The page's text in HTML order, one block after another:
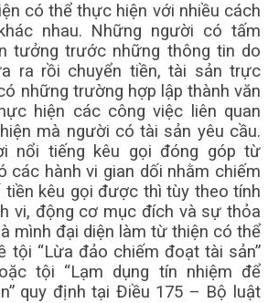
có thể thực hiện với nhiều cách
nhau. Những người có tấm
tưởng trước những thông tin do
ra rồi chuyển tiền, tài sản trực
những trường hợp lập thành văn
hiện các công việc liên quan
mà người có tài sản yêu cầu.
nổi tiếng kêu gọi đóng góp từ
các hành vi gian dối nhằm chiếm
kêu gọi được thì tùy theo tính
vi, động cơ mục đích và sự thỏa
mình đại diện làm từ thiện có thể
tội “Lừa đảo chiếm đoạt tài sản”
tội “Lạm dụng tín nhiệm để
quy định tại Điều 175 – Bộ luật